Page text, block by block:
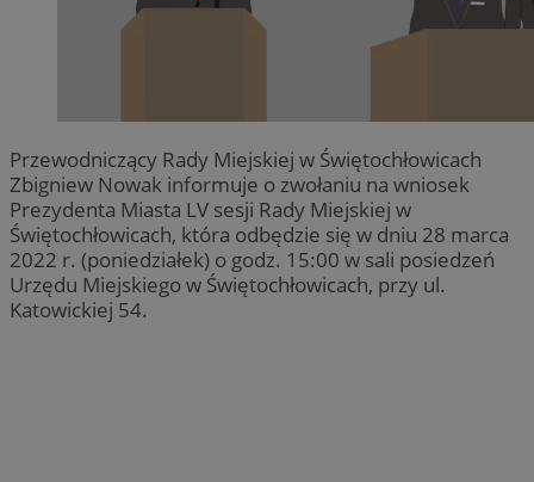
Przewodniczący Rady Miejskiej w Świętochłowicach
Zbigniew Nowak informuje o zwołaniu na wniosek
Prezydenta Miasta LV sesji Rady Miejskiej w
Świętochłowicach, która odbędzie się w dniu 28 marca
2022 r. (poniedziałek) o godz. 15:00 w sali posiedzeń
Urzędu Miejskiego w Świętochłowicach, przy ul.
Katowickiej 54.